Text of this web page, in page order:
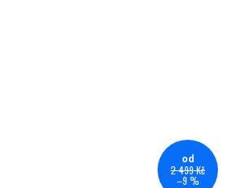
od
2 499 Kč
–9 %